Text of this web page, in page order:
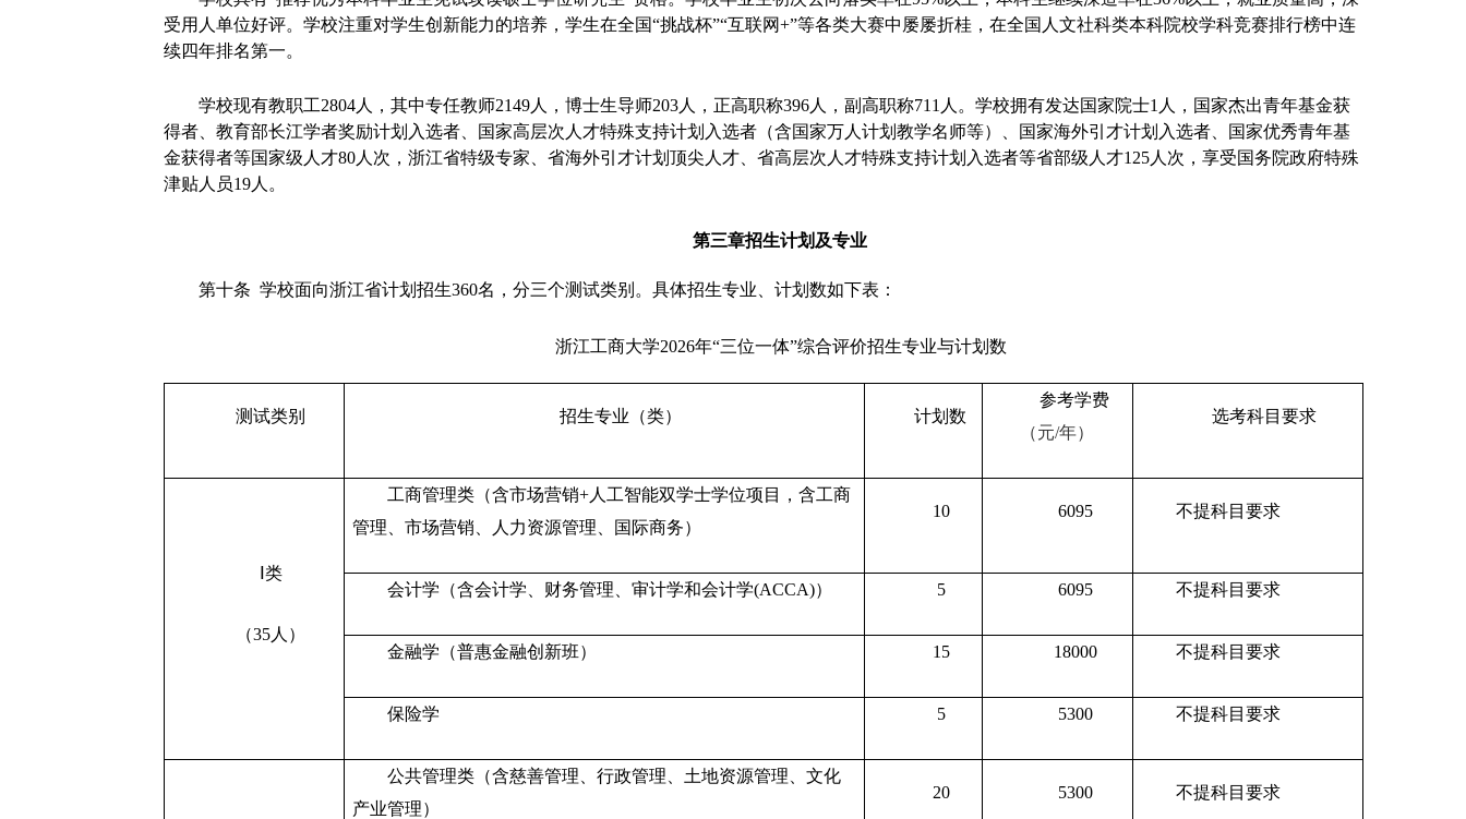
受用人单位好评。学校注重对学生创新能力的培养，学生在全国“挑战杯”“互联网+”等各类大赛中屡屡折桂，在全国人文社科类本科院校学科竞赛排行榜中连
续四年排名第一。
学校现有教职工2804人，其中专任教师2149人，博士生导师203人，正高职称396人，副高职称711人。学校拥有发达国家院士1人，国家杰出青年基金获
得者、教育部长江学者奖励计划入选者、国家高层次人才特殊支持计划入选者（含国家万人计划教学名师等）、国家海外引才计划入选者、国家优秀青年基
金获得者等国家级人才80人次，浙江省特级专家、省海外引才计划顶尖人才、省高层次人才特殊支持计划入选者等省部级人才125人次，享受国务院政府特殊
津贴人员19人。
第三章招生计划及专业
第十条 学校面向浙江省计划招生360名，分三个测试类别。具体招生专业、计划数如下表：
浙江工商大学2026年“三位一体”综合评价招生专业与计划数
测试类别 招生专业（类） 计划数
参考学费
（元/年）
选考科目要求
Ⅰ类
（35人）
工商管理类（含市场营销+人工智能双学士学位项目，含工商
管理、市场营销、人力资源管理、国际商务）
10 6095 不提科目要求
会计学（含会计学、财务管理、审计学和会计学(ACCA)） 5 6095 不提科目要求
金融学（普惠金融创新班） 15 18000 不提科目要求
保险学 5 5300 不提科目要求
公共管理类（含慈善管理、行政管理、土地资源管理、文化
产业管理）
20 5300 不提科目要求